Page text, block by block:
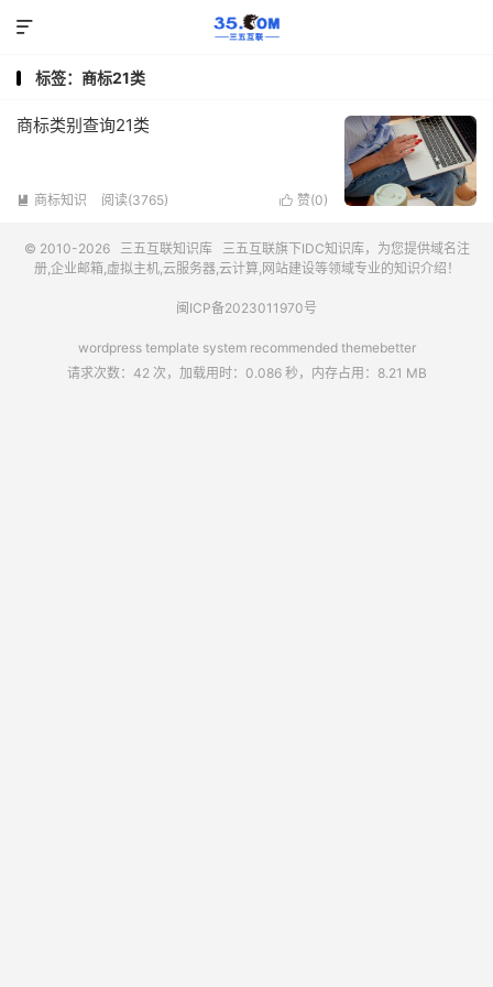

标签：商标21类
商标类别查询21类
 商标知识 阅读(3765)  赞(0)
© 2010-2026 三五互联知识库 三五互联旗下IDC知识库，为您提供域名注
册,企业邮箱,虚拟主机,云服务器,云计算,网站建设等领域专业的知识介绍！
闽ICP备2023011970号
wordpress template system recommended themebetter
请求次数：42 次，加载用时：0.086 秒，内存占用：8.21 MB